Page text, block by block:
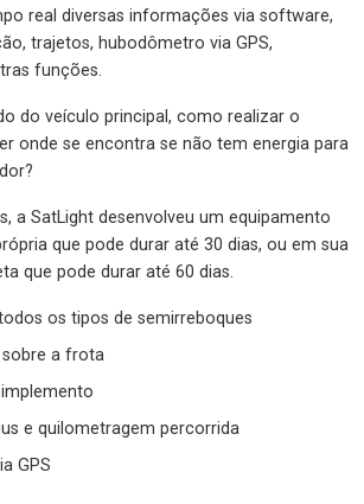
real diversas informações via software,
trajetos, hubodômetro via GPS,
funções.
do veículo principal, como realizar o
onde se encontra se não tem energia para
a SatLight desenvolveu um equipamento
que pode durar até 30 dias, ou em sua
que pode durar até 60 dias.
os tipos de semirreboques
a frota
e quilometragem percorrida
GPS